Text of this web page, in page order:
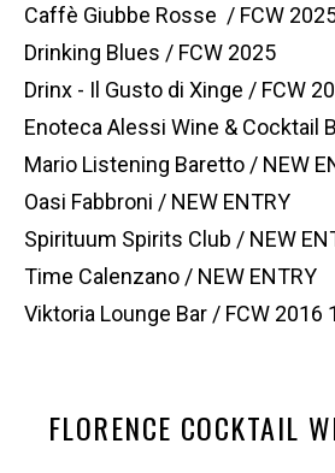
Caffè Giubbe Rosse / FCW
Drinking Blues / FCW 2025
Drinx - Il Gusto di Xinge / FCW
Enoteca Alessi Wine & Cocktail
Mario Listening Baretto / NEW
Oasi Fabbroni / NEW ENTRY
Spirituum Spirits Club / NEW
Time Calenzano / NEW ENTRY
Viktoria Lounge Bar / FCW 2016
FLORENCE COCKTAIL